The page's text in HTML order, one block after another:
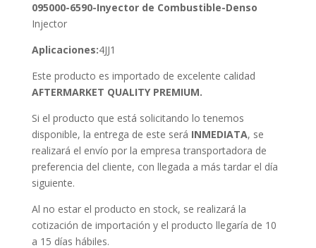
095000-6590-Inyector de Combustible-Denso
Injector
Aplicaciones:4JJ1
Este producto es importado de excelente calidad
AFTERMARKET QUALITY PREMIUM.
Si el producto que está solicitando lo tenemos
disponible, la entrega de este será INMEDIATA, se
realizará el envío por la empresa transportadora de
preferencia del cliente, con llegada a más tardar el día
siguiente.
Al no estar el producto en stock, se realizará la
cotización de importación y el producto llegaría de 10
a 15 días hábiles.